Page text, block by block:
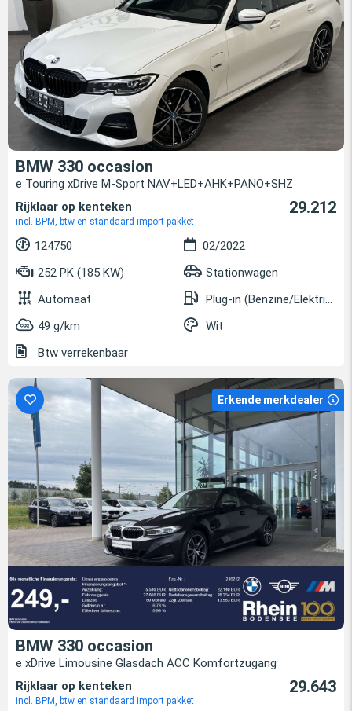
BMW 330 occasion
e Touring xDrive M-Sport NAV+LED+AHK+PANO+SHZ
Rijklaar op kenteken
incl. BPM, btw en standaard import pakket
29.212
124750
02/2022
252 PK (185 KW)
Stationwagen
Automaat
Plug-in (Benzine/Elektrisch)
49 g/km
Wit
Btw verrekenbaar
Erkende merkdealer
BMW 330 occasion
e xDrive Limousine Glasdach ACC Komfortzugang
Rijklaar op kenteken
incl. BPM, btw en standaard import pakket
29.643